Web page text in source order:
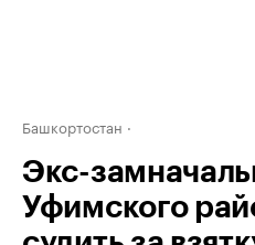
Башкортостан
Экс-
Уфимского